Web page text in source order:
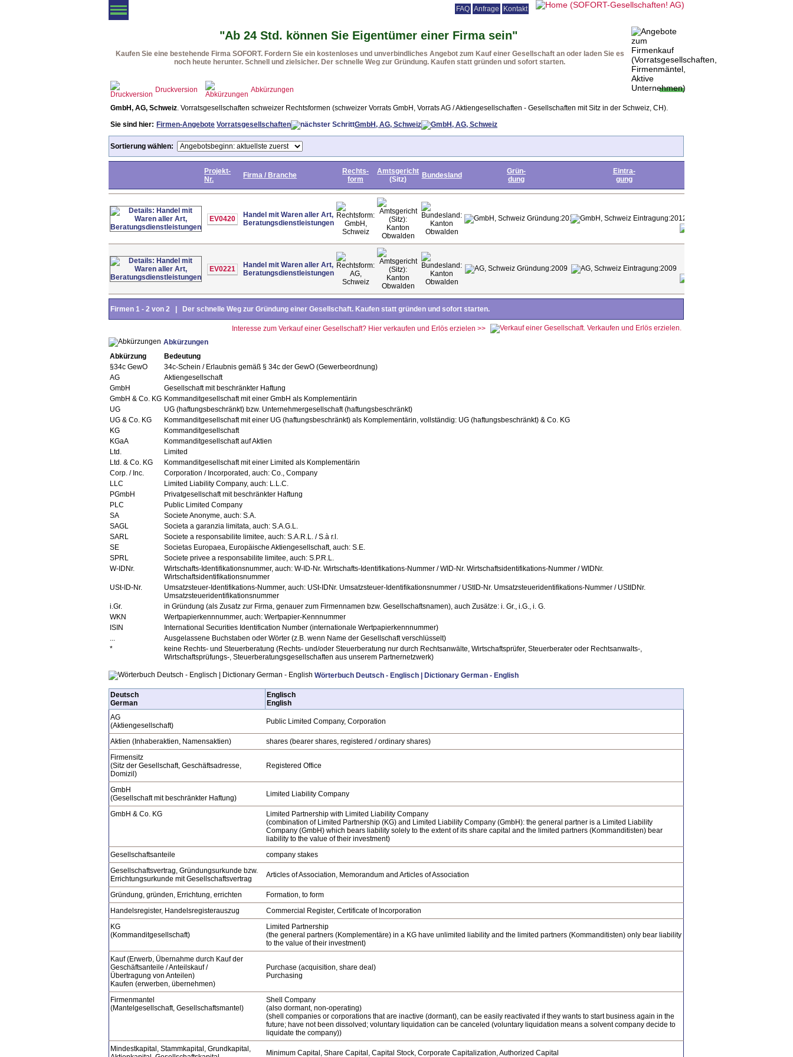
FAQ Anfrage Kontakt
Vorratsgesellschaften Firmenmäntel Beteiligungen Vorteile Vorgehensweise Rechtsformen
"Ab 24 Std. können Sie Eigentümer einer Firma sein"
Kaufen Sie eine bestehende Firma SOFORT. Fordern Sie ein kostenloses und unverbindliches Angebot zum Kauf einer Gesellschaft an oder laden Sie es
noch heute herunter. Schnell und zielsicher. Der schnelle Weg zur Gründung. Kaufen statt gründen und sofort starten.
Druckversion Abkürzungen
GmbH, AG, Schweiz. Vorratsgesellschaften schweizer Rechtsformen (schweizer Vorrats GmbH, Vorrats AG / Aktiengesellschaften - Gesellschaften mit Sitz in der Schweiz, CH).
Sie sind hier: Firmen-Angebote Vorratsgesellschaften GmbH, AG, Schweiz
Sortierung wählen:
Projekt-
Nr.
Firma / Branche
Rechts-
form
Amtsgericht
(Sitz)
Bundesland
Grün-
dung
Eintra-
gung
EV0420
Handel mit Waren aller Art,
Beratungsdienstleistungen
GmbH,
Schweiz
Kanton
Obwalden
Kanton
Obwalden
2012 2012
EV0221
Handel mit Waren aller Art,
Beratungsdienstleistungen
AG,
Schweiz
Kanton
Obwalden
Kanton
Obwalden
2009 2009
Firmen 1 - 2 von 2 | Der schnelle Weg zur Gründung einer Gesellschaft. Kaufen statt gründen und sofort starten.
Interesse zum Verkauf einer Gesellschaft? Hier verkaufen und Erlös erzielen >>
Abkürzungen
Abkürzung
Bedeutung
§34c GewO
34c-Schein / Erlaubnis gemäß § 34c der GewO (Gewerbeordnung)
AG
Aktiengesellschaft
GmbH
Gesellschaft mit beschränkter Haftung
GmbH & Co. KG Kommanditgesellschaft mit einer GmbH als Komplementärin
UG
UG (haftungsbeschränkt) bzw. Unternehmergesellschaft (haftungsbeschränkt)
UG & Co. KG
Kommanditgesellschaft mit einer UG (haftungsbeschränkt) als Komplementärin, vollständig: UG (haftungsbeschränkt) & Co. KG
KG
Kommanditgesellschaft
KGaA
Kommanditgesellschaft auf Aktien
Ltd.
Limited
Ltd. & Co. KG
Kommanditgesellschaft mit einer Limited als Komplementärin
Corp. / Inc.
Corporation / Incorporated, auch: Co., Company
LLC
Limited Liability Company, auch: L.L.C.
PGmbH
Privatgesellschaft mit beschränkter Haftung
PLC
Public Limited Company
SA
Societe Anonyme, auch: S.A.
SAGL
Societa a garanzia limitata, auch: S.A.G.L.
SARL
Societe a responsabilite limitee, auch: S.A.R.L. / S.à r.l.
SE
Societas Europaea, Europäische Aktiengesellschaft, auch: S.E.
SPRL
Societe privee a responsabilite limitee, auch: S.P.R.L.
W-IDNr.
Wirtschafts-Identifikationsnummer, auch: W-ID-Nr. Wirtschafts-Identifikations-Nummer / WID-Nr. Wirtschaftsidentifikations-Nummer / WIDNr.
Wirtschaftsidentifikationsnummer
USt-ID-Nr.
Umsatzsteuer-Identifikations-Nummer, auch: USt-IDNr. Umsatzsteuer-Identifikationsnummer / UStID-Nr. Umsatzsteueridentifikations-Nummer / UStIDNr.
Umsatzsteueridentifikationsnummer
i.Gr.
in Gründung (als Zusatz zur Firma, genauer zum Firmennamen bzw. Gesellschaftsnamen), auch Zusätze: i. Gr., i.G., i. G.
WKN
Wertpapierkennnummer, auch: Wertpapier-Kennnummer
ISIN
International Securities Identification Number (internationale Wertpapierkennnummer)
Ausgelassene Buchstaben oder Wörter (z.B. wenn Name der Gesellschaft verschlüsselt)
*
keine Rechts- und Steuerberatung (Rechts- und/oder Steuerberatung nur durch Rechtsanwälte, Wirtschaftsprüfer, Steuerberater oder Rechtsanwalts-,
Wirtschaftsprüfungs-, Steuerberatungsgesellschaften aus unserem Partnernetzwerk)
Wörterbuch Deutsch - Englisch | Dictionary German - English
Deutsch
German
Englisch
English
AG
(Aktiengesellschaft)
Public Limited Company, Corporation
Aktien (Inhaberaktien, Namensaktien)
shares (bearer shares, registered / ordinary shares)
Firmensitz
(Sitz der Gesellschaft, Geschäftsadresse,
Domizil)
Registered Office
GmbH
(Gesellschaft mit beschränkter Haftung)
Limited Liability Company
GmbH & Co. KG
Limited Partnership with Limited Liability Company
(combination of Limited Partnership (KG) and Limited Liability Company (GmbH): the general partner is a Limited Liability
Company (GmbH) which bears liability solely to the extent of its share capital and the limited partners (Kommanditisten) bear
liability to the value of their investment)
Gesellschaftsanteile
company stakes
Gesellschaftsvertrag, Gründungsurkunde bzw.
Errichtungsurkunde mit Gesellschaftsvertrag
Articles of Association, Memorandum and Articles of Association
Gründung, gründen, Errichtung, errichten
Formation, to form
Handelsregister, Handelsregisterauszug
Commercial Register, Certificate of Incorporation
KG
(Kommanditgesellschaft)
Limited Partnership
(the general partners (Komplementäre) in a KG have unlimited liability and the limited partners (Kommanditisten) only bear liability
to the value of their investment)
Kauf (Erwerb, Übernahme durch Kauf der
Geschäftsanteile / Anteilskauf /
Übertragung von Anteilen)
Kaufen (erwerben, übernehmen)
Purchase (acquisition, share deal)
Purchasing
Firmenmantel
(Mantelgesellschaft, Gesellschaftsmantel)
Shell Company
(also dormant, non-operating)
(shell companies or corporations that are inactive (dormant), can be easily reactivated if they wants to start business again in the
future; have not been dissolved; voluntary liquidation can be canceled (voluntary liquidation means a solvent company decide to
liquidate the company))
Mindestkapital, Stammkapital, Grundkapital,
Minimum Capital, Share Capital, Capital Stock, Corporate Capitalization, Authorized Capital